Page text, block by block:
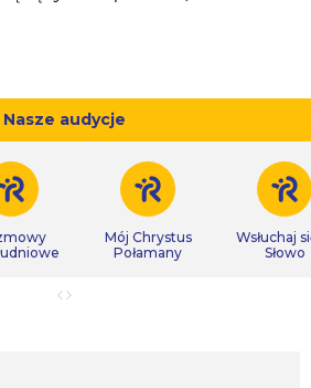
Nasze audycje
Mój Chrystus
Połamany
Wsłuchaj
Słowo